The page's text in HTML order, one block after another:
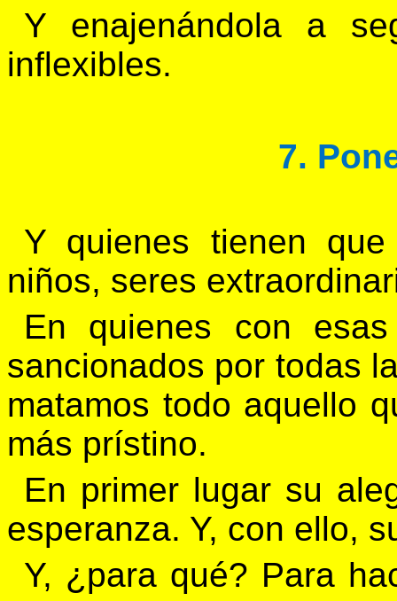
Y enajenándola a
inflexibles.
7.
Y quienes tienen
niños, seres
En quienes con
sancionados por todas
matamos todo aquello
más prístino.
En primer lugar su
esperanza. Y, con ello,
Y, ¿para qué? Para